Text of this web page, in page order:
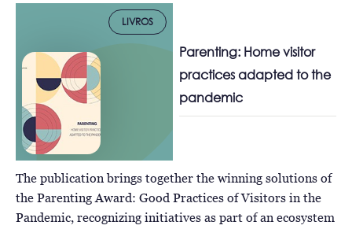
LIVROS
Parenting: Home visitor
practices adapted to the
pandemic
The publication brings together the winning solutions of
the Parenting Award: Good Practices of Visitors in the
Pandemic, recognizing initiatives as part of an ecosystem